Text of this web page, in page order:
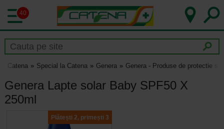
40
Catena Special la Catena Genera Genera - Produse de protectie
Genera Lapte solar Baby SPF50 X
250ml
Plătești 2, primești 3